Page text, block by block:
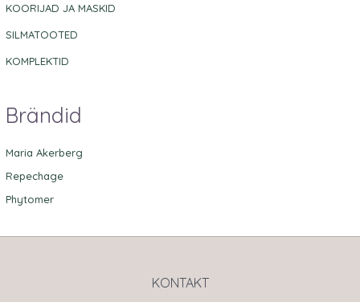
KOORIJAD JA MASKID
SILMATOOTED
KOMPLEKTID
Brändid
Maria Akerberg
Repechage
Phytomer
KONTAKT